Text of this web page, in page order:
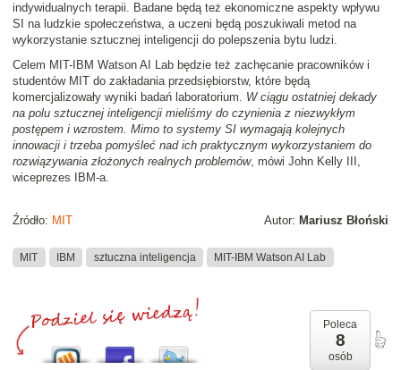
indywidualnych terapii. Badane będą też ekonomiczne aspekty wpływu
SI na ludzkie społeczeństwa, a uczeni będą poszukiwali metod na
wykorzystanie sztucznej inteligencji do polepszenia bytu ludzi.
Celem MIT-IBM Watson AI Lab będzie też zachęcanie pracowników i
studentów MIT do zakładania przedsiębiorstw, które będą
komercjalizowały wyniki badań laboratorium. W ciągu ostatniej dekady
na polu sztucznej inteligencji mieliśmy do czynienia z niezwykłym
postępem i wzrostem. Mimo to systemy SI wymagają kolejnych
innowacji i trzeba pomyśleć nad ich praktycznym wykorzystaniem do
rozwiązywania złożonych realnych problemów, mówi John Kelly III,
wiceprezes IBM-a.
Autor: Mariusz Błoński
Źródło: MIT
MIT IBM sztuczna inteligencja MIT-IBM Watson AI Lab
Poleca
8
osób